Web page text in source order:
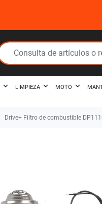
LIMPIEZA MOTO
Drive+ Filtro de combustible